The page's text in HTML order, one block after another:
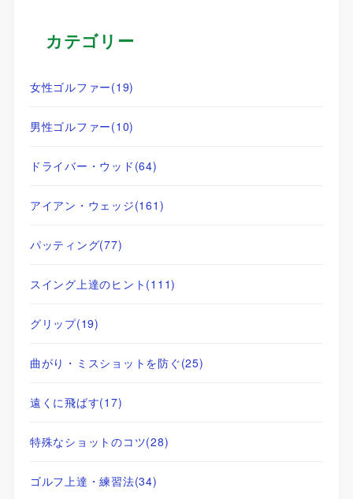
カテゴリー
女性ゴルファー(19)
男性ゴルファー(10)
ドライバー・ウッド (64)
アイアン・ウェッジ(161)
パッティング(77)
スイング上達のヒント (111)
グリップ(19)
曲がり・ミスショットを防ぐ(25)
遠くに飛ばす(17)
特殊なショットのコツ(28)
ゴルフ上達・練習法(34)